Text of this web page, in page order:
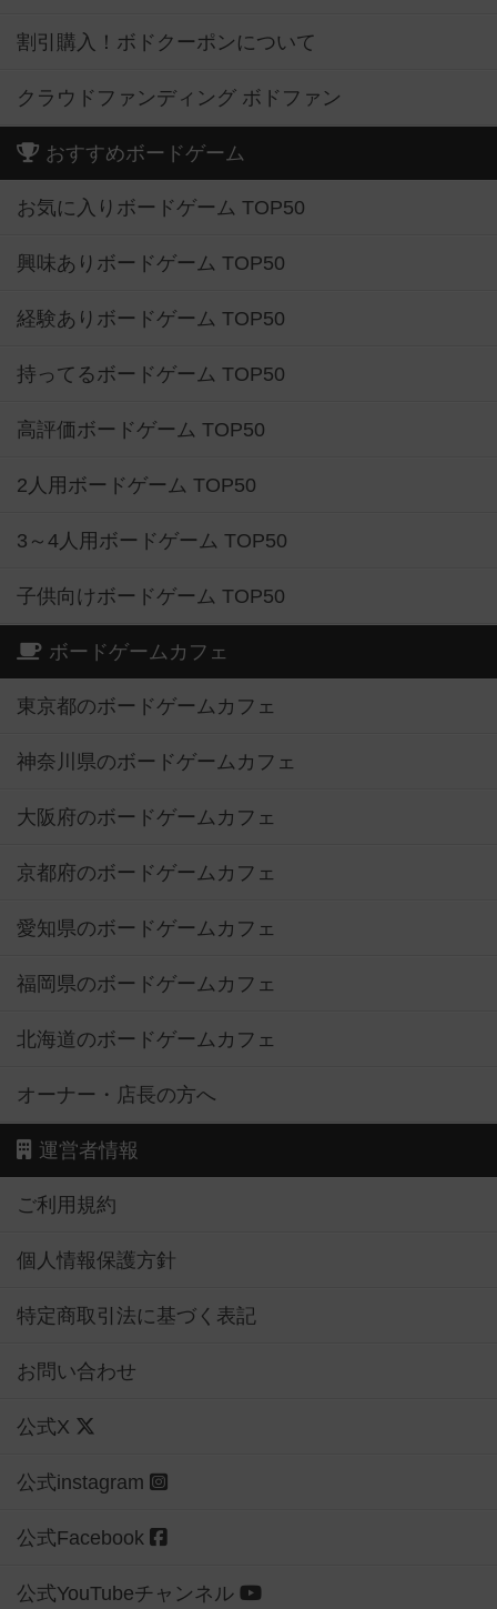
割引購入！ボドクーポンについて
クラウドファンディング ボドファン
おすすめボードゲーム
お気に入りボードゲーム TOP50
興味ありボードゲーム TOP50
経験ありボードゲーム TOP50
持ってるボードゲーム TOP50
高評価ボードゲーム TOP50
2人用ボードゲーム TOP50
3～4人用ボードゲーム TOP50
子供向けボードゲーム TOP50
ボードゲームカフェ
東京都のボードゲームカフェ
神奈川県のボードゲームカフェ
大阪府のボードゲームカフェ
京都府のボードゲームカフェ
愛知県のボードゲームカフェ
福岡県のボードゲームカフェ
北海道のボードゲームカフェ
オーナー・店長の方へ
運営者情報
ご利用規約
個人情報保護方針
特定商取引法に基づく表記
お問い合わせ
公式X
公式instagram
公式Facebook
公式YouTubeチャンネル